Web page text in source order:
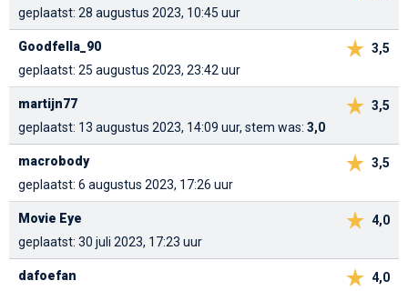
geplaatst: 28 augustus 2023, 10:45 uur
3,5
Goodfella_90
geplaatst: 25 augustus 2023, 23:42 uur
3,5
martijn77
geplaatst: 13 augustus 2023, 14:09 uur, stem was: 3,0
3,5
macrobody
geplaatst: 6 augustus 2023, 17:26 uur
4,0
Movie Eye
geplaatst: 30 juli 2023, 17:23 uur
4,0
dafoefan